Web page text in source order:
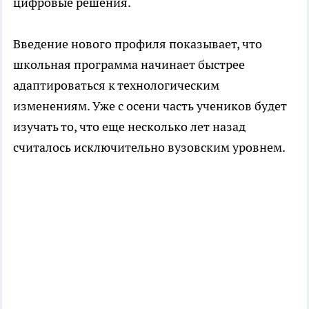
Введение нового профиля показывает, что
школьная программа начинает быстрее
адаптироваться к технологическим
изменениям. Уже с осени часть учеников будет
изучать то, что еще несколько лет назад
считалось исключительно вузовским уровнем.